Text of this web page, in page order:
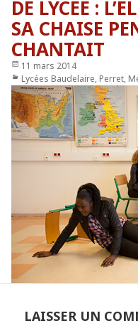
DE LYCÉE :
SA CHAISE
CHANTAIT
Publié
le
11 mars 2014
Catégories
Lycées Baudelaire, Perret,
LAISSER UN